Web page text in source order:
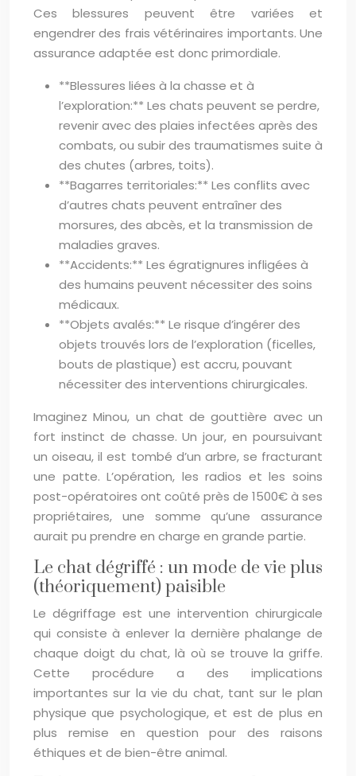
Ces blessures peuvent être variées et
engendrer des frais vétérinaires importants. Une
assurance adaptée est donc primordiale.
**Blessures liées à la chasse et à
l’exploration:** Les chats peuvent se perdre,
revenir avec des plaies infectées après des
combats, ou subir des traumatismes suite à
des chutes (arbres, toits).
**Bagarres territoriales:** Les conflits avec
d’autres chats peuvent entraîner des
morsures, des abcès, et la transmission de
maladies graves.
**Accidents:** Les égratignures infligées à
des humains peuvent nécessiter des soins
médicaux.
**Objets avalés:** Le risque d’ingérer des
objets trouvés lors de l’exploration (ficelles,
bouts de plastique) est accru, pouvant
nécessiter des interventions chirurgicales.
Imaginez Minou, un chat de gouttière avec un
fort instinct de chasse. Un jour, en poursuivant
un oiseau, il est tombé d’un arbre, se fracturant
une patte. L’opération, les radios et les soins
post-opératoires ont coûté près de 1500€ à ses
propriétaires, une somme qu’une assurance
aurait pu prendre en charge en grande partie.
Le chat dégriffé : un mode de vie plus
(théoriquement) paisible
Le dégriffage est une intervention chirurgicale
qui consiste à enlever la dernière phalange de
chaque doigt du chat, là où se trouve la griffe.
Cette procédure a des implications
importantes sur la vie du chat, tant sur le plan
physique que psychologique, et est de plus en
plus remise en question pour des raisons
éthiques et de bien-être animal.